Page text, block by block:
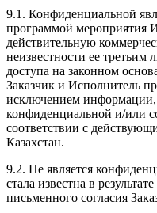
9.1. Конфиденциальной
программой мероприятия
действительную
неизвестности ее третьим
доступа на законном
Заказчик и Исполнитель
исключением информации,
конфиденциальной и/или
соответствии с
Казахстан.
9.2. Не является
стала известна в
письменного согласия